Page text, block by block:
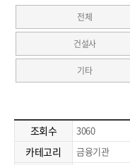
전체
건설사
기타
조회수 3060
카테고리 금융기관